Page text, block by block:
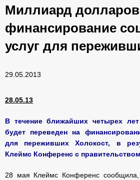
Миллиард долларов
финансирование
услуг для
29.05.2013
28.05.13
В течение ближайших четырех
будет переведен на
для переживших Холокост, в
Клеймс Конференс с
28 мая Клеймс Конференс